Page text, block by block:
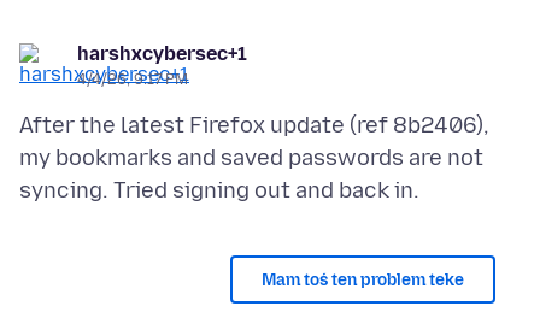
harshxcybersec+1
4/4/26, 9:17 PM
After the latest Firefox update (ref 8b2406),
my bookmarks and saved passwords are not
Mam toś ten problem teke